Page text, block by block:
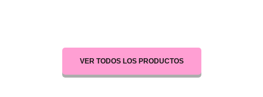
VER TODOS LOS PRODUCTOS